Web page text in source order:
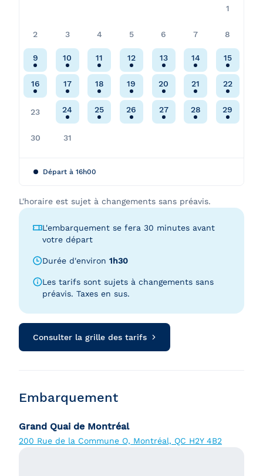
Départ à 16h00
1
2 3 4 5 6 7 8
9 10 11 12 13 14 15
16 17 18 19 20 21 22
23 24 25 26 27 28 29
30 31
L'horaire est sujet à changements sans préavis.
L'embarquement se fera 30 minutes avant
votre départ
Durée d'environ 1h30
Les tarifs sont sujets à changements sans
préavis. Taxes en sus.
Consulter la grille des tarifs
Embarquement
Grand Quai de Montréal
200 Rue de la Commune O, Montréal, QC H2Y 4B2